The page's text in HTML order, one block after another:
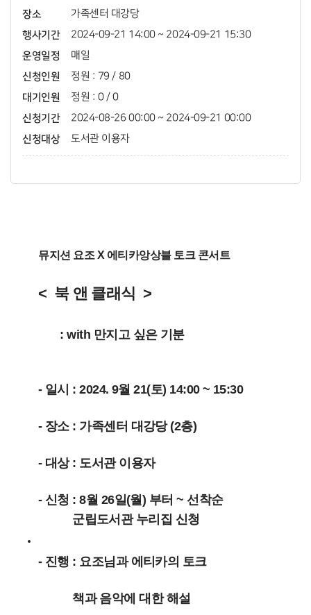
장소 가족센터 대강당
행사기간 2024-09-21 14:00 ~ 2024-09-21 15:30
운영일정 매일
신청인원 정원 : 79 / 80
대기인원 정원 : 0 / 0
신청기간 2024-08-26 00:00 ~ 2024-09-21 00:00
신청대상 도서관 이용자
뮤지션 요조 X 에티카앙상블 토크 콘서트
< 북 앤 클래식 >
: with 만지고 싶은 기분
- 일시 : 2024. 9월 21(토) 14:00 ~ 15:30
- 장소 : 가족센터 대강당 (2층)
- 대상 : 도서관 이용자
- 신청 : 8월 26일(월) 부터 ~ 선착순
군립도서관 누리집 신청
- 진행 : 요조님과 에티카의 토크
책과 음악에 대한 해설